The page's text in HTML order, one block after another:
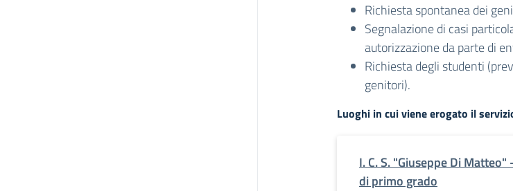
Richiesta spontanea dei
Segnalazione di casi
autorizzazione da parte di
Richiesta degli studenti
genitori).
Luoghi in cui viene erogato il
I. C. S. "Giuseppe Di
di primo grado